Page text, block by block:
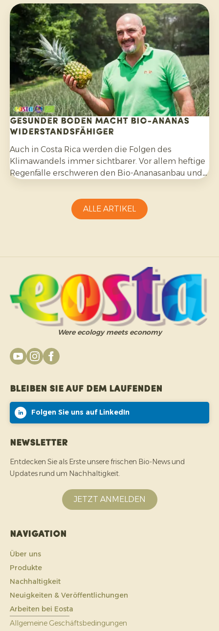
bereiteten wir gemeinsam die kommenden
Monate vor.
Gesunder Boden macht Bio-Ananas
widerstandsfähiger
Auch in Costa Rica werden die Folgen des
Klimawandels immer sichtbarer. Vor allem heftige
Regenfälle erschweren den Bio-Ananasanbau und
ALLE ARTIKEL
Were ecology meets economy
Bleiben Sie auf dem Laufenden
Folgen Sie uns auf LinkedIn
Newsletter
Entdecken Sie als Erste unsere frischen Bio-News und
Updates rund um Nachhaltigkeit.
JETZT ANMELDEN
Navigation
Über uns
Produkte
Nachhaltigkeit
Neuigkeiten & Veröffentlichungen
Arbeiten bei Eosta
Allgemeine Geschäftsbedingungen